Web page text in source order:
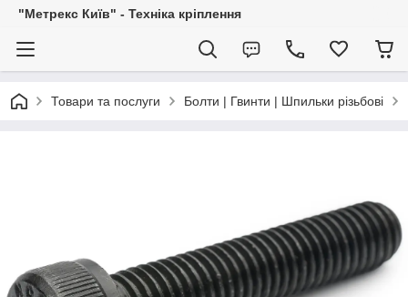
"Метрекс Київ" - Техніка кріплення
Товари та послуги Болти | Гвинти | Шпильки різьбові